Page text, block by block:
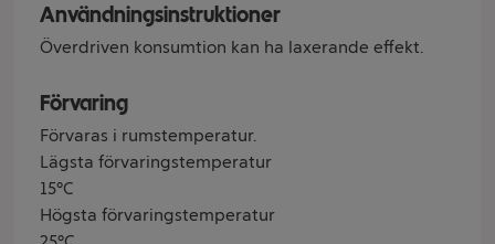
Användningsinstruktioner
Överdriven konsumtion kan ha laxerande effekt.
Förvaring
Förvaras i rumstemperatur.
Lägsta förvaringstemperatur
15°C
Högsta förvaringstemperatur